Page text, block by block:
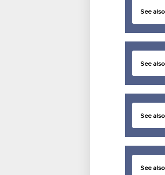
See also
See also
See also
See also